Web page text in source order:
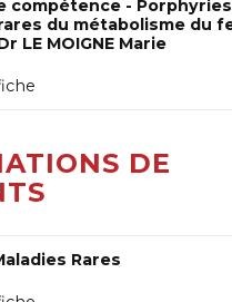
compétence -
du métabolisme du
LE MOIGNE Marie
DE
Rares